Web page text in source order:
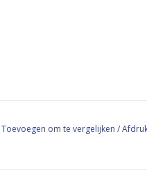
Toevoegen om te vergelijken /